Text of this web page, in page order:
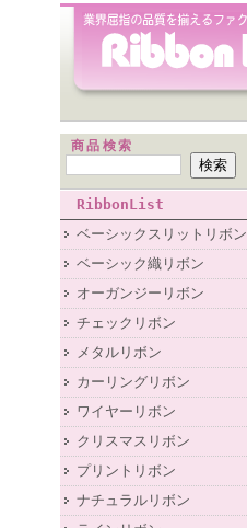
商品検索
RibbonList
ベーシックスリットリボン
ベーシック織リボン
オーガンジーリボン
チェックリボン
メタルリボン
カーリングリボン
ワイヤーリボン
クリスマスリボン
プリントリボン
ナチュラルリボン